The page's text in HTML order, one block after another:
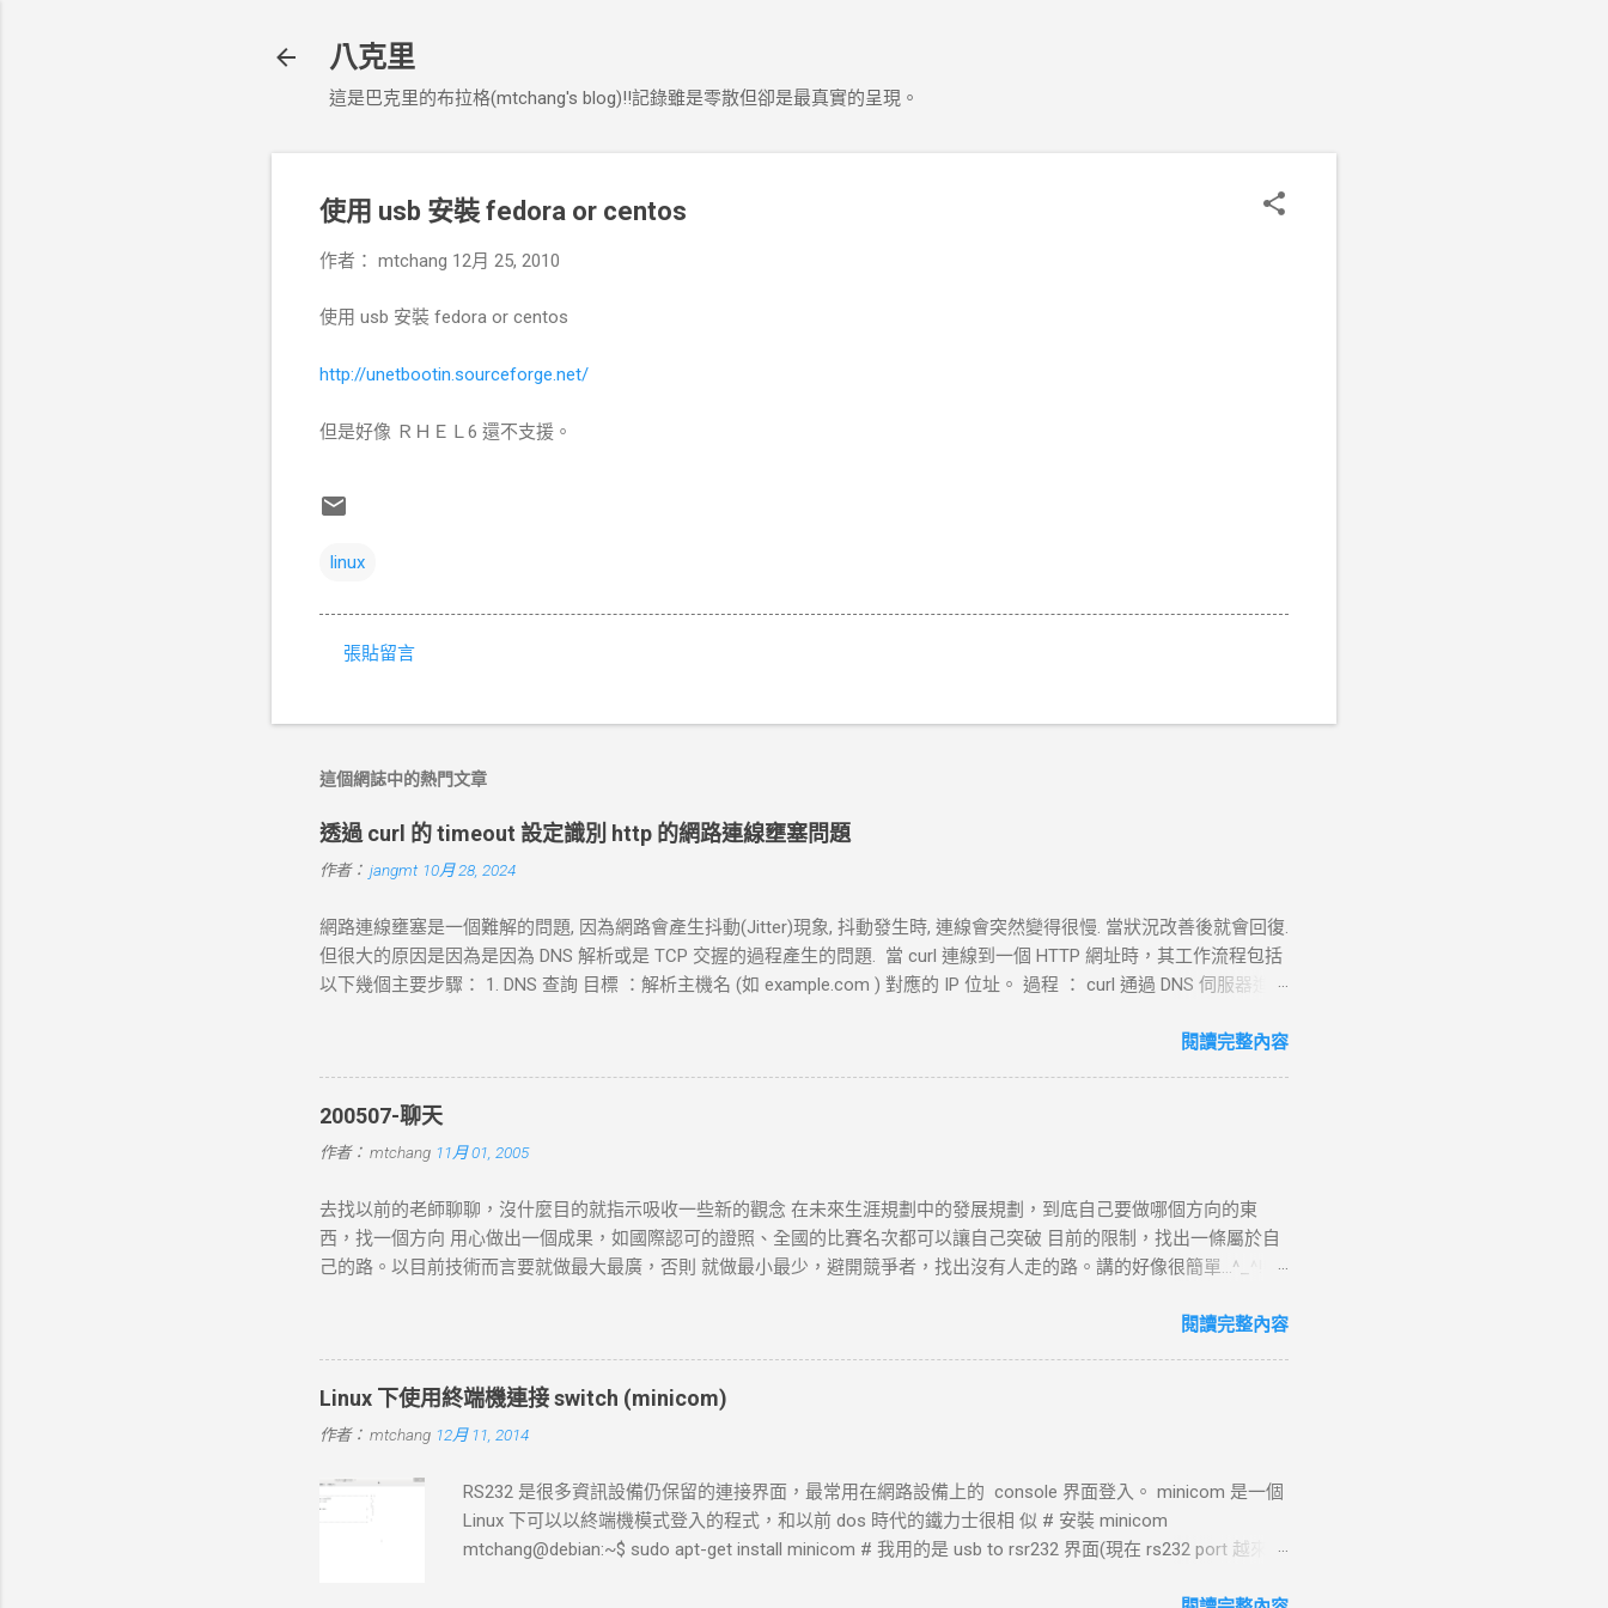
八克里
這是巴克里的布拉格(mtchang's blog)!!記錄雖是零散但卻是最真實的呈現。
使用 usb 安裝 fedora or centos
作者： mtchang 12月 25, 2010
使用 usb 安裝 fedora or centos
http://unetbootin.sourceforge.net/
但是好像 ＲＨＥＬ6 還不支援。
linux
張貼留言
這個網誌中的熱門文章
透過 curl 的 timeout 設定識別 http 的網路連線壅塞問題
作者： jangmt 10月 28, 2024
網路連線壅塞是一個難解的問題, 因為網路會產生抖動(Jitter)現象, 抖動發生時, 連線會突然變得很慢. 當狀況改善後就會回復.
但很大的原因是因為是因為 DNS 解析或是 TCP 交握的過程產生的問題. 當 curl 連線到一個 HTTP 網址時，其工作流程包括
以下幾個主要步驟： 1. DNS 查詢 目標 ：解析主機名 (如 example.com ) 對應的 IP 位址。 過程 ： curl 通過 DNS 伺服器進行
錯誤並中止。 2. TCP 三向交握 (Three-Way Handshake) 目標 ：建立與目標伺服器的 TCP 連線。 過程 ： curl 通過系統內核
connect-timeout 設定時間內未完成三向交握，則連線失敗並返回超時錯誤。 3. 發送 HTTP 請求 目標 ：向伺服器發送具體
的 HTTP 請求，根據 URL 設定不同的請求方法（如 GET 、 POST ）。 過程 ： curl 構建 HTTP 請求標頭並附加任何所需的
數據（如表單數據），然後通過已建立的 TCP 連線將請求發送到伺服器。 結果 ：伺服器接收請求並準備回應，若過程中出
的回應內容。 過程 ：伺服器確認請求內容後，由 HTTP 伺服器（如 httpd ）根據需求（例如讀取靜態文件或調用後端服
務）生成回應，並加上適當的 HTTP 狀態碼和標頭。 結果 ：伺服器將回應內容傳回給 curl 客戶端。 5. 接收 HTTP 回應 目
標 ： curl 從伺服器接收回應數據，並在終端或指定的輸出目標中顯示。 過程 ： curl 讀取 HTTP 回應標頭（包括狀態碼，
閱讀完整內容
200507-聊天
作者： mtchang 11月 01, 2005
去找以前的老師聊聊，沒什麼目的就指示吸收一些新的觀念 在未來生涯規劃中的發展規劃，到底自己要做哪個方向的東
西，找一個方向 用心做出一個成果，如國際認可的證照、全國的比賽名次都可以讓自己突破 目前的限制，找出一條屬於自
己的路。以目前技術而言要就做最大最廣，否則 就做最小最少，避開競爭者，找出沒有人走的路。講的好像很簡單...^_^!!
Java在嵌入式系統上的開發 當然如果在學習過程中，有好的工作一定要爭取，要藉由好的工作來跳到更好的工作 研究所隨
閱讀完整內容
Linux 下使用終端機連接 switch (minicom)
作者： mtchang 12月 11, 2014
RS232 是很多資訊設備仍保留的連接界面，最常用在網路設備上的 console 界面登入。 minicom 是一個
Linux 下可以以終端機模式登入的程式，和以前 dos 時代的鐵力士很相 似 # 安裝 minicom
mtchang@debian:~$ sudo apt-get install minicom # 我用的是 usb to rsr232 界面(現在 rs232 port 越來越